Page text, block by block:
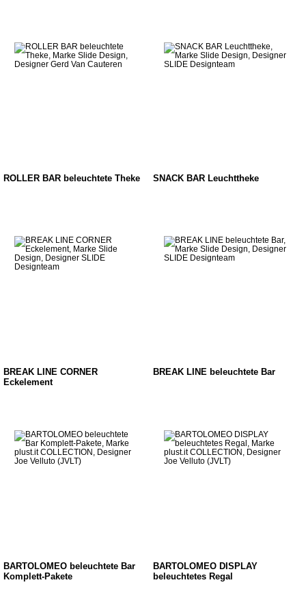
ROLLER BAR beleuchtete Theke SNACK BAR Leuchttheke
BREAK LINE CORNER
Eckelement
BREAK LINE beleuchtete Bar
BARTOLOMEO beleuchtete Bar
Komplett-Pakete
BARTOLOMEO DISPLAY
beleuchtetes Regal